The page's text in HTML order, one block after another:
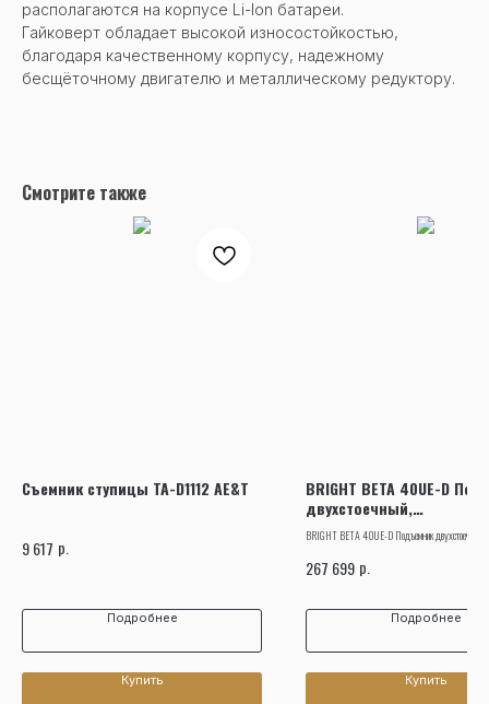
располагаются на корпусе Li-lon батареи.
Гайковерт обладает высокой износостойкостью,
благодаря качественному корпусу, надежному
бесщёточному двигателю и металлическому редуктору.
Смотрите также
Съемник ступицы TA-D1112 AE&T
9 617 р.
Подробнее
Купить
BRIGHT BETA 40UE-D
двухстоечный,
тонны
BRIGHT BETA 40UE-D Подъемник двухстоечный,
267 699 р.
Подробнее
Купить